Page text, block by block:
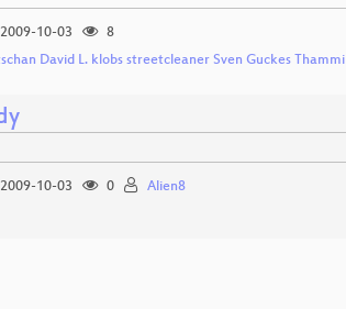
2009-10-03
8
David L. klobs streetcleaner Sven Guckes Thammi
2009-10-03 0 Alien8